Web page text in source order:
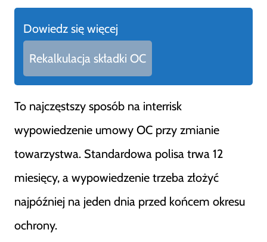
Dowiedz się więcej
Rekalkulacja składki OC
To najczęstszy sposób na interrisk
wypowiedzenie umowy OC przy zmianie
towarzystwa. Standardowa polisa trwa 12
miesięcy, a wypowiedzenie trzeba złożyć
najpóźniej na jeden dnia przed końcem okresu
ochrony.